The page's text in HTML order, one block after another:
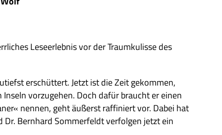
Lese­er­leb­nis vor der Traum­ku­lisse des
erschüt­tert. Jetzt ist die Zeit gekom­men,
vor­zu­ge­hen. Doch dafür braucht er einen
nen­nen, geht äußerst raf­fi­niert vor. Dabei hat
Bern­hard Som­mer­feldt ver­fol­gen jetzt ein